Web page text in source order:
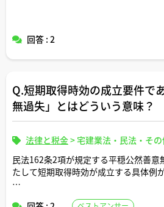
回答 : 2
Q.短期取得時効の成立要件で
無過失」とはどういう意味？
法律と税金>宅建業法・民法・そ
民法162条2項が規定する平穏公然善意
たして短期取得時効が成立する具体例